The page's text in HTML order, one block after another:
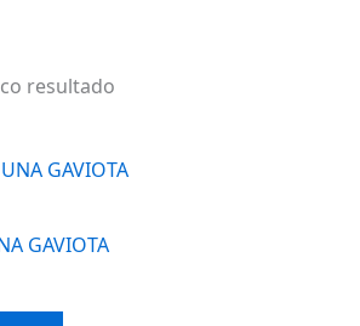
resultado
GAVIOTA